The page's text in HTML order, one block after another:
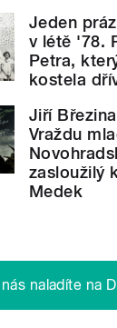
Jeden
v létě '78.
Petra,
kostela
Jiří
Vraždu
zasloužilý
Medek
naladíte na